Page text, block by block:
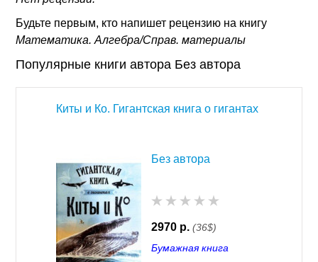
Будьте первым, кто напишет рецензию на книгу
Математика. Алгебра/Справ. материалы
Популярные книги автора Без автора
Киты и Ко. Гигантская книга о гигантах
Без автора
2970 р. (36$)
Бумажная книга